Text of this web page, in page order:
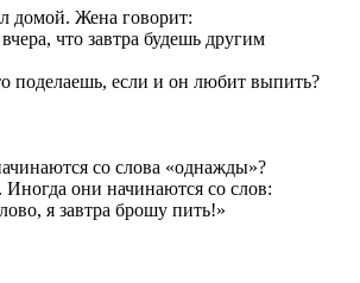
Жена говорит:
что завтра будешь другим
поделаешь, если и он любит выпить?
со слова «однажды»?
они начинаются со слов:
я завтра брошу пить!»